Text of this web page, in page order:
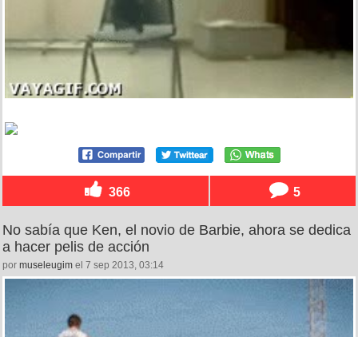
366 5
No sabía que Ken, el novio de Barbie, ahora se dedica
a hacer pelis de acción
por museleugim el 7 sep 2013, 03:14